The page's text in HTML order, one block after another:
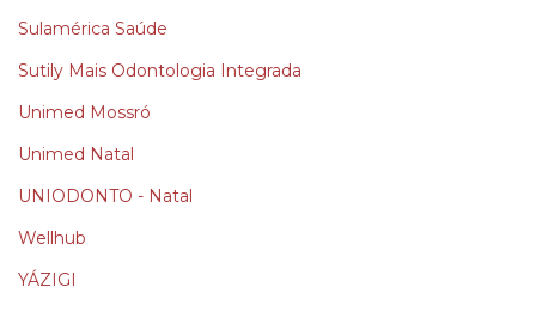
Sulamérica Saúde
Sutily Mais Odontologia Integrada
Unimed Mossró
Unimed Natal
UNIODONTO - Natal
Wellhub
YÁZIGI